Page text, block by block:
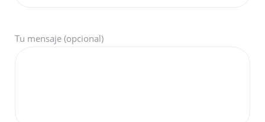
Tu mensaje (opcional)